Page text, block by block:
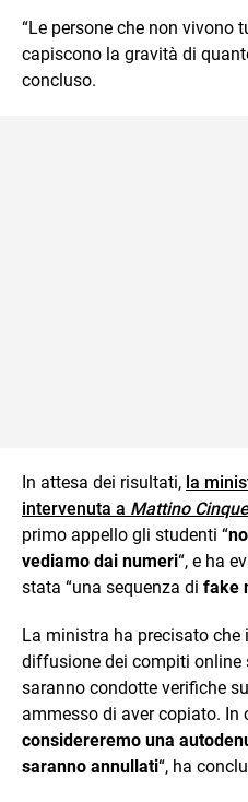
“Le persone che non vivono
capiscono la gravità di
concluso.
In attesa dei risultati, la
intervenuta a Mattino Cinque
primo appello gli studenti “
vediamo dai numeri“, e ha
stata “una sequenza di fake
La ministra ha precisato che
diffusione dei compiti online
saranno condotte verifiche
ammesso di aver copiato. In
considereremo una
saranno annullati“, ha